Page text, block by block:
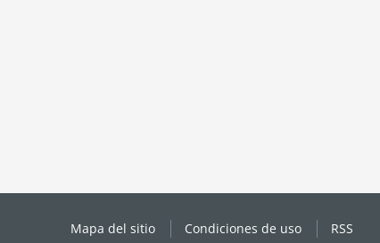
Mapa del sitio Condiciones de uso RSS